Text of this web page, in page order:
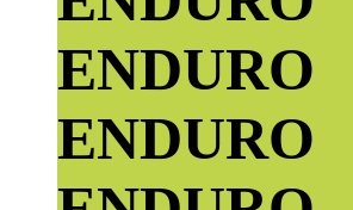
ENDURO
ENDURO